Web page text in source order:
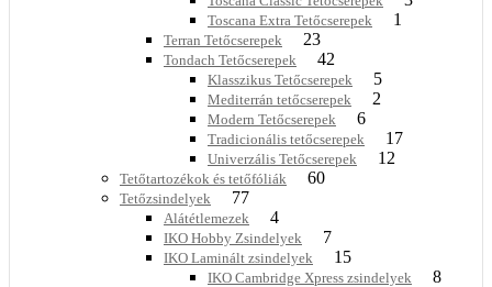
Toscana Extra Tetőcserepek 1
Terran Tetőcserepek 23
Tondach Tetőcserepek 42
Klasszikus Tetőcserepek 5
Mediterrán tetőcserepek 2
Modern Tetőcserepek 6
Tradicionális tetőcserepek 17
Univerzális Tetőcserepek 12
Tetőtartozékok és tetőfóliák 60
Tetőzsindelyek 77
Alátétlemezek 4
IKO Hobby Zsindelyek 7
IKO Laminált zsindelyek 15
IKO Cambridge Xpress zsindelyek 8